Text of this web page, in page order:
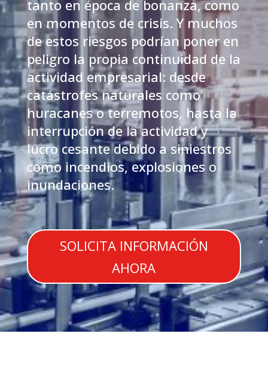
tanto en época de bonanza, como
en momentos de crisis. Y muchos
de estos riesgos podrían poner en
peligro la propia continuidad de la
actividad empresarial: desde
catástrofes naturales como
huracanes o terremotos, hasta la
interrupción de la actividad y
lucro cesante debido a siniestros
como incendios, explosiones o
inundaciones.
SOLICITA INFORMACIÓN
AHORA